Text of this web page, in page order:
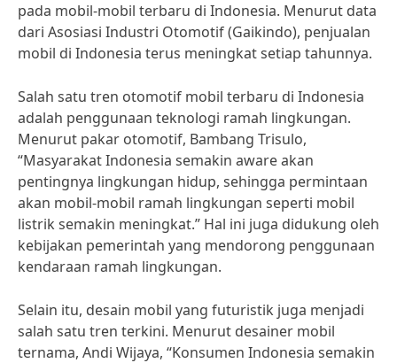
pada mobil-mobil terbaru di Indonesia. Menurut data
dari Asosiasi Industri Otomotif (Gaikindo), penjualan
mobil di Indonesia terus meningkat setiap tahunnya.
Salah satu tren otomotif mobil terbaru di Indonesia
adalah penggunaan teknologi ramah lingkungan.
Menurut pakar otomotif, Bambang Trisulo,
“Masyarakat Indonesia semakin aware akan
pentingnya lingkungan hidup, sehingga permintaan
akan mobil-mobil ramah lingkungan seperti mobil
listrik semakin meningkat.” Hal ini juga didukung oleh
kebijakan pemerintah yang mendorong penggunaan
kendaraan ramah lingkungan.
Selain itu, desain mobil yang futuristik juga menjadi
salah satu tren terkini. Menurut desainer mobil
ternama, Andi Wijaya, “Konsumen Indonesia semakin